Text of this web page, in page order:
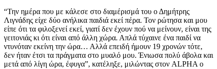
“Την ημέρα που με κάλεσε στο διαμέρισμά του ο Δημήτρης
Λιγνάδης είχε δύο ανήλικα παιδιά εκεί πέρα. Τον ρώτησα και μου
είπε ότι τα φιλοξενεί εκεί, γιατί δεν έχουν πού να μείνουν, είναι της
γειτονιάς κι ότι είναι από άλλη χώρα. Απλά τύχαινε ένα παιδί να
ντυνόταν εκείνη την ώρα… Αλλά επειδή ήμουν 19 χρονών τότε,
δεν ήταν έτσι τα πράγματα στο μυαλό μου. Ένιωσα πολύ άβολα και
μετά από λίγη ώρα, έφυγα”, κατέληξε, μιλώντας στον ALPHA ο